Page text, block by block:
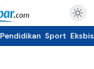
Pendidikan Sport Eksbis